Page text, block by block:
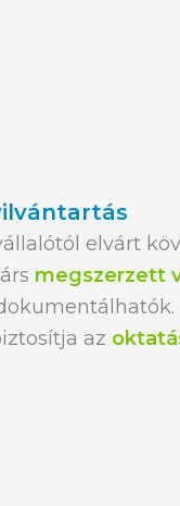
elvárt
megszerzett
az